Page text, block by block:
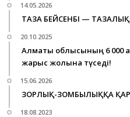
14.05.2026
ТАЗА БЕЙСЕНБІ —
20.10.2025
Алматы облысының 6 000
жарыс жолына түседі!
15.06.2026
ЗОРЛЫҚ-ЗОМБЫЛЫҚҚА
18.08.2023